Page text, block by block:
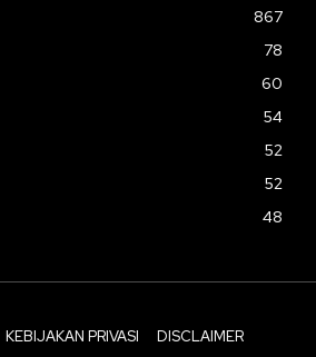
867
78
60
54
52
52
48
KEBIJAKAN PRIVASI DISCLAIMER